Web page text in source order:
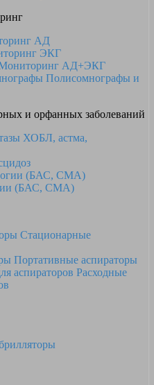
АД
ЭКГ
АД+ЭКГ
Полисомнографы и
и орфанных заболеваний
ХОБЛ, астма,
(БАС, СМА)
Стационарные
Портативные аспираторы
Расходные